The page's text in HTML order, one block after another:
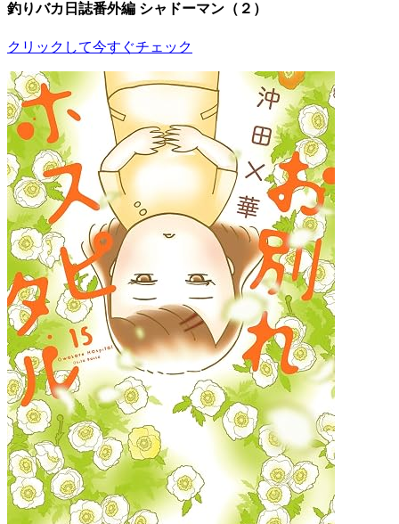
釣りバカ日誌番外編 シャドーマン（２）
クリックして今すぐチェック